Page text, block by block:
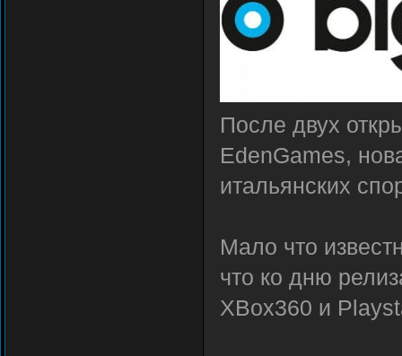
После двух
EdenGames,
итальянских
Мало что
что ко дню
XBox360 и